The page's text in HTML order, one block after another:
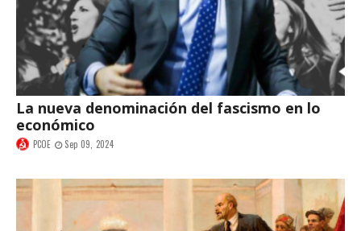
La nueva denominación del fascismo en lo
económico
PCOE Sep 09, 2024